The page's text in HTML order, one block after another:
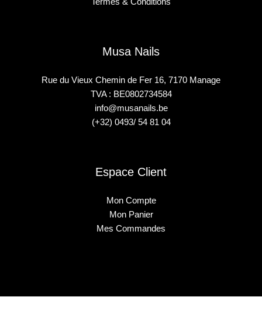
Musa Nails
Rue du Vieux Chemin de Fer 16, 7170 Manage
TVA : BE0802734584
info@musanails.be
(+32) 0493/ 54 81 04
Espace Client
Mon Compte
Mon Panier
Mes Commandes